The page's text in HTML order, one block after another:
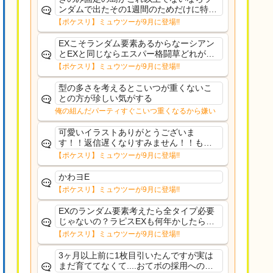
ンダムで出たその1週間のためだけに特定
のタイプにリソース割くのなんだかむな
しい気がするわ出番がないってわけじゃ
ないから無駄ではないんだけど
【ポケスリ】ミュウツーが9月に登場!!
EXこそランダム要素あるからなーシアン
とEXと同じならエスパー格闘草どれが事
前に来るか分からんから、積む必要があ
るミュウツーは使いにくくね？って思っ
た
【ポケスリ】ミュウツーが9月に登場!!
型の多さを考えるとこいつが重くないこ
との方が珍しい気がする
俺の組んだパーティすぐこいつ重くなるから嫌い
可愛いイラストありがとうございま
す！！返信遅くなりすみません！！もう
少ししたら通常再開できます！
【ポケスリ】ミュウツーが9月に登場!!
かわヨE
【ポケスリ】ミュウツーが9月に登場!!
EXのランダム要素考えたら全タイプ必要
じゃないの？ラピスEXも何年かしたら来
るだろうし後から厳選したい育てたいっ
て思ってもどうにもならないのがこのゲ
ームだしな
【ポケスリ】ミュウツーが9月に登場!!
3ヶ月以上前に1枚目引いたんですが実は
まだ育ててなくて....おてボの採用への影